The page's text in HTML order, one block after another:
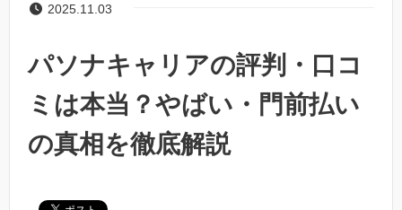
2025.11.03
パソナキャリアの評判・口コ
ミは本当？やばい・門前払い
の真相を徹底解説